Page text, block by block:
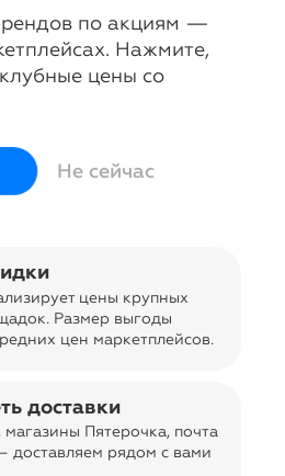
по акциям —
Нажмите,
цены со
цены крупных
Размер выгоды
цен маркетплейсов.
доставки
Пятерочка, почта
доставляем рядом с вами
Не сейчас
format_quote